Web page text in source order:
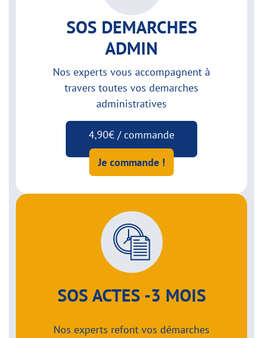
SOS DEMARCHES
ADMIN
Nos experts vous accompagnent à
travers toutes vos demarches
administratives
4,90€ / commande
Je commande !
SOS ACTES -3 MOIS
Nos experts refont vos démarches